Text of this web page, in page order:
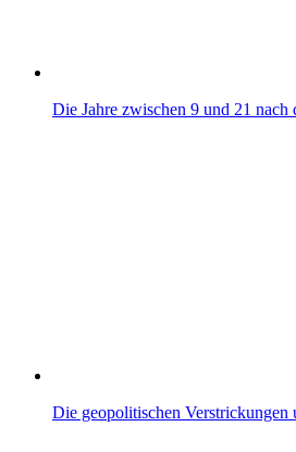
Die Jahre zwischen 9 und 21
Die geopolitischen